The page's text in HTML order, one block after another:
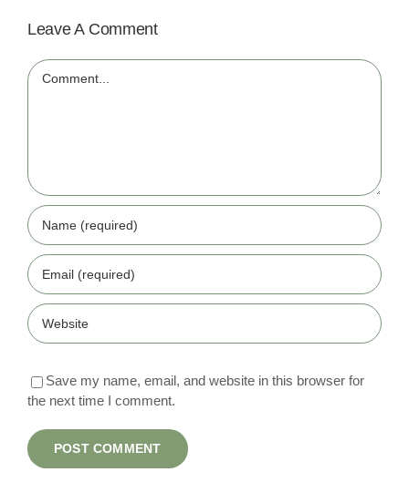
Leave A Comment
Comment
Save my name, email, and website in this browser for
the next time I comment.